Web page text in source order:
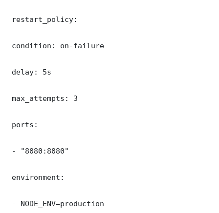
restart_policy:
condition: on-failure
delay: 5s
max_attempts: 3
ports:
- "8080:8080"
environment:
- NODE_ENV=production